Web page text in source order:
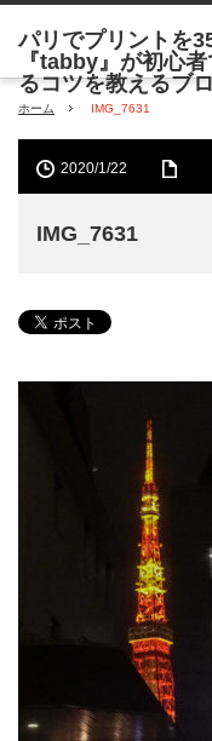
ホーム IMG_7631
2020/1/22
IMG_7631